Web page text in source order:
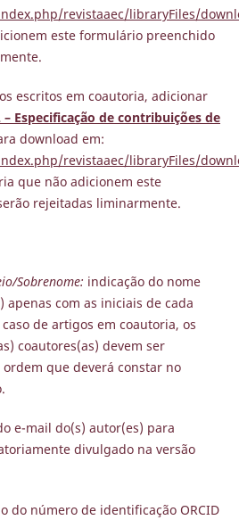
revistaaec/libraryFiles/
este formulário preenchido
escritos em coautoria, adicionar
Especificação de contribuições de
download em:
revistaaec/libraryFiles/
que não adicionem este
rejeitadas liminarmente.
Sobrenome: indicação do nome
apenas com as iniciais de cada
de artigos em coautoria, os
coautores(as) devem ser
que deverá constar no
e-mail do(s) autor(es) para
divulgado na versão
do número de identificação ORCID